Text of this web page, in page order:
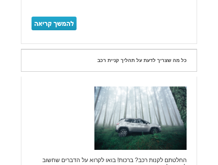
כל מה שצריך לדעת על תהליך קניית רכב
החלטתם לקנות רכב? ברכות! בואו לקרוא על הדברים שחשוב